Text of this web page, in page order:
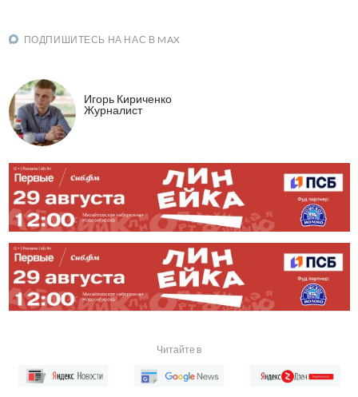
ПОДПИШИТЕСЬ НА НАС В MAX
Игорь Кириченко
Журналист
Читайте в